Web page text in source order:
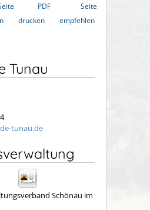
PDF
drucken
Seite
empfehlen
Tunau
tunau.de
Schönau im